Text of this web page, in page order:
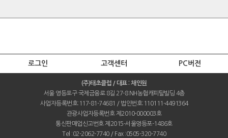
로그인 고객센터 PC버전
(주)태초클럽 / 대표 : 채인원
서울 영등포구 국제금융로 8길 27-8 NH농협캐피탈빌딩 4층
사업자등록번호:117-81-74681 / 법인번호:110111-4491364
관광사업자등록번호 제2010-000003호
통신판매업신고번호 제2015-서울영등포-1486호
Tel :02-2062-7740 / Fax :0505-320-7740